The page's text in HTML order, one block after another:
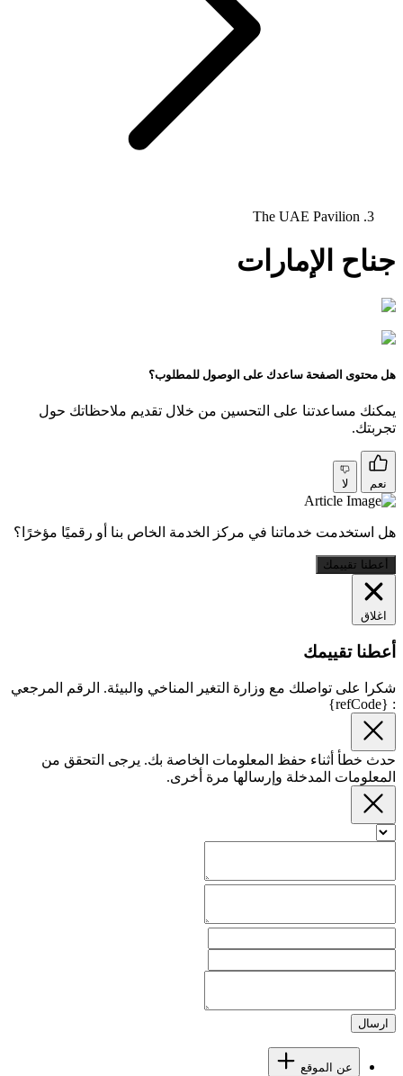
The UAE Pavilion
جناح الإمارات
هل محتوى الصفحة ساعدك على الوصول للمطلوب؟
يمكنك مساعدتنا على التحسين من خلال تقديم ملاحظاتك حول
تجربتك.
نعم لا
هل استخدمت خدماتنا في مركز الخدمة الخاص بنا أو رقميًا مؤخرًا؟
أعطنا تقييمك
اغلاق
أعطنا تقييمك
شكرا على تواصلك مع وزارة التغير المناخي والبيئة. الرقم المرجعي
: {refCode}
حدث خطأ أثناء حفظ المعلومات الخاصة بك. يرجى التحقق من
المعلومات المدخلة وإرسالها مرة أخرى.
ارسال
عن الموقع